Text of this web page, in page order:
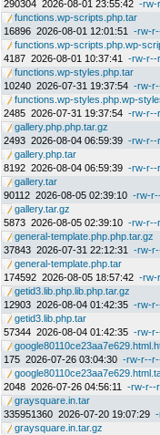
290304 2026-08-01 23:55:42 -rw-
functions.wp-scripts.php.tar
16896 2026-08-01 12:01:51 -rw-
functions.wp-scripts.php.wp-
4187 2026-08-01 10:37:41 -rw-r--
functions.wp-styles.php.tar
10240 2026-07-31 19:37:54 -rw-
functions.wp-styles.php.wp-
2485 2026-07-31 19:37:54 -rw-r--
gallery.php.php.tar.gz
2493 2026-08-04 06:59:39 -rw-r--
gallery.php.tar
8192 2026-08-04 06:59:39 -rw-r--
gallery.tar
90112 2026-08-05 02:39:10 -rw-
gallery.tar.gz
5873 2026-08-05 02:39:10 -rw-r--
general-template.php.php.tar.gz
37843 2026-07-31 22:12:31 -rw-
general-template.php.tar
174592 2026-08-05 18:57:42 -rw-
getid3.lib.php.lib.php.tar.gz
12903 2026-08-04 01:42:35 -rw-
getid3.lib.php.tar
57344 2026-08-04 01:42:35 -rw-
175 2026-07-26 03:04:30 -rw-r--
2048 2026-07-26 04:56:11 -rw-r--
graysquare.in.tar
335951360 2026-07-20 19:07:29
graysquare.in.tar.gz